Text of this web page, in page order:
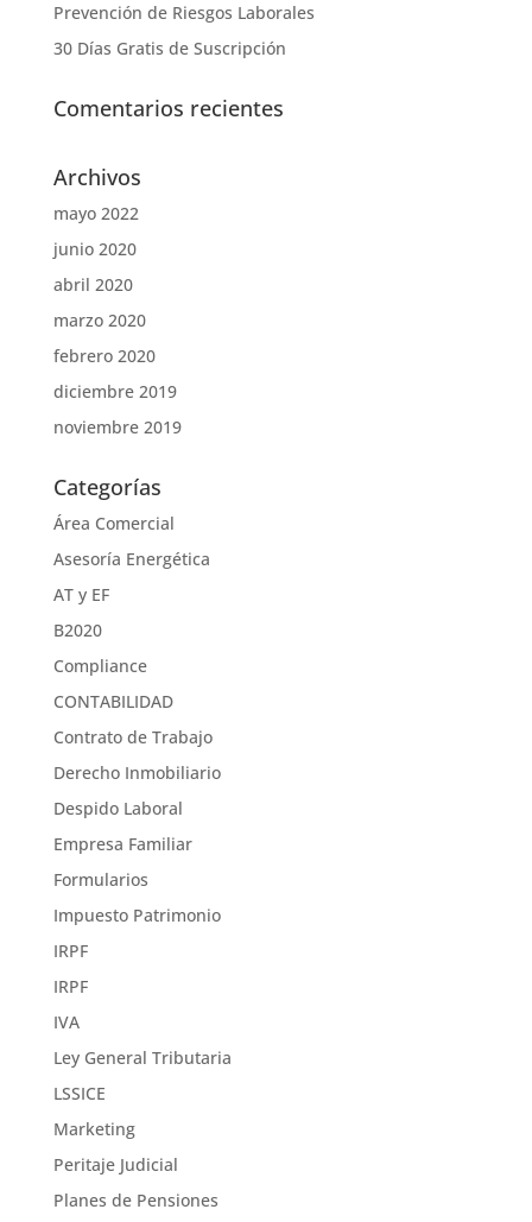
Prevención de Riesgos Laborales
30 Días Gratis de Suscripción
Comentarios recientes
Archivos
mayo 2022
junio 2020
abril 2020
marzo 2020
febrero 2020
diciembre 2019
noviembre 2019
Categorías
Área Comercial
Asesoría Energética
AT y EF
B2020
Compliance
CONTABILIDAD
Contrato de Trabajo
Derecho Inmobiliario
Despido Laboral
Empresa Familiar
Formularios
Impuesto Patrimonio
IRPF
IRPF
IVA
Ley General Tributaria
LSSICE
Marketing
Peritaje Judicial
Planes de Pensiones